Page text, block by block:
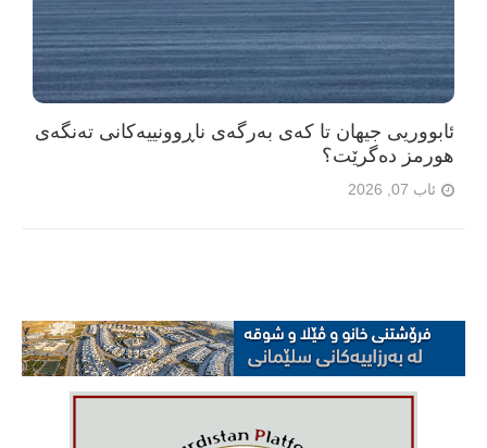
ئابووریی جیهان تا کەی بەرگەی ناڕوونییەکانی تەنگەی
هورمز دەگرێت؟
ئاب 07, 2026